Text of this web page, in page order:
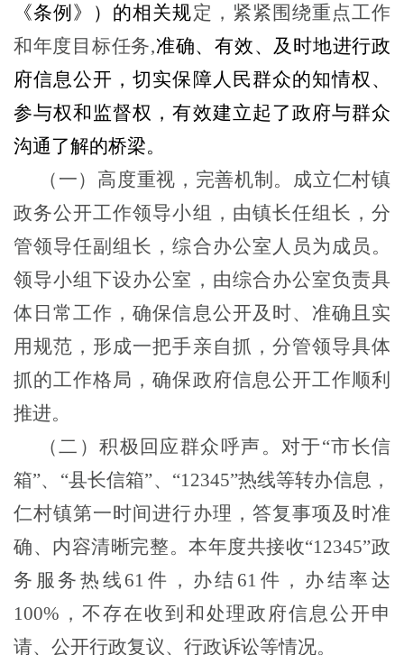
《条例》）的相关规定，紧紧围绕重点工作
和年度目标任务,准确、有效、及时地进行政
府信息公开，切实保障人民群众的知情权、
参与权和监督权，有效建立起了政府与群众
沟通了解的桥梁。
（一）高度重视，完善机制。 成立仁村镇
政务公开工作领导小组，由镇长任组长，分
管领导任副组长，综合办公室人员为成员。
领导小组下设办公室，由综合办公室负责具
体日常工作，确保信息公开及时、准确且实
用规范，形成一把手亲自抓，分管领导具体
抓的工作格局，确保政府信息公开工作顺利
推进。
（二）积极回应群众呼声。 对于“市长信
箱”、“县长信箱”、“12345”热线等转办信息，
仁村镇第一时间进行办理，答复事项及时准
确、内容清晰完整。本年度共接收“12345”政
务服务热线61件，办结61件，办结率达
100%，不存在收到和处理政府信息公开申
请、公开行政复议、行政诉讼等情况。